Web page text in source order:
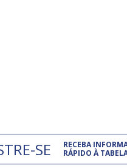
SE
RECEBA
RÁPIDO À